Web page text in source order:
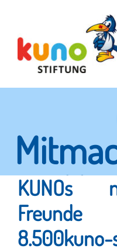
content
und
Hier erfahren Sie,
KUNOs
8.500kuno-